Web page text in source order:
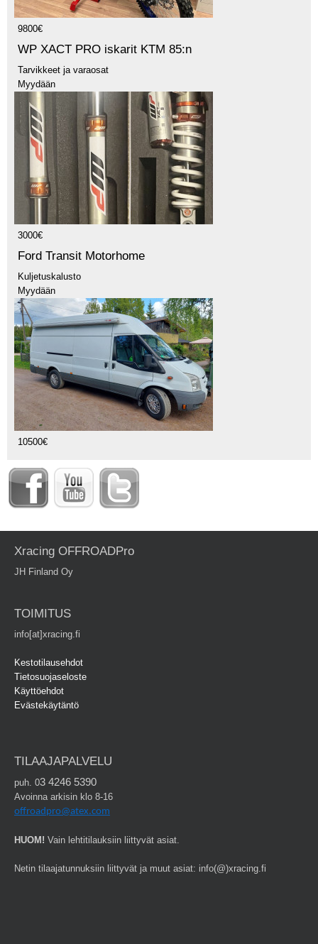
9800€
WP XACT PRO iskarit KTM 85:n
Tarvikkeet ja varaosat
Myydään
3000€
Ford Transit Motorhome
Kuljetuskalusto
Myydään
10500€
Xracing OFFROADPro
JH Finland Oy
TOIMITUS
info[at]xracing.fi
Kestotilausehdot
Tietosuojaseloste
Käyttöehdot
Evästekäytäntö
TILAAJAPALVELU
puh. 03 4246 5390
Avoinna arkisin klo 8-16
offroadpro@atex.com
HUOM! Vain lehtitilauksiin liittyvät asiat.
Netin tilaajatunnuksiin liittyvät ja muut asiat: info(@)xracing.fi